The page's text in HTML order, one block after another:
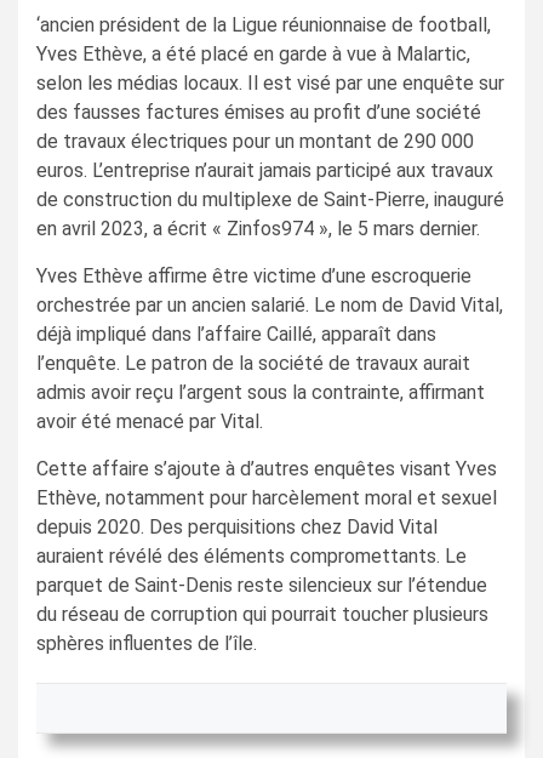
‘ancien président de la Ligue réunionnaise de football,
Yves Ethève, a été placé en garde à vue à Malartic,
selon les médias locaux. Il est visé par une enquête sur
des fausses factures émises au profit d’une société
de travaux électriques pour un montant de 290 000
euros. L’entreprise n’aurait jamais participé aux travaux
de construction du multiplexe de Saint-Pierre, inauguré
en avril 2023, a écrit « Zinfos974 », le 5 mars dernier.
Yves Ethève affirme être victime d’une escroquerie
orchestrée par un ancien salarié. Le nom de David Vital,
déjà impliqué dans l’affaire Caillé, apparaît dans
l’enquête. Le patron de la société de travaux aurait
admis avoir reçu l’argent sous la contrainte, affirmant
avoir été menacé par Vital.
Cette affaire s’ajoute à d’autres enquêtes visant Yves
Ethève, notamment pour harcèlement moral et sexuel
depuis 2020. Des perquisitions chez David Vital
auraient révélé des éléments compromettants. Le
parquet de Saint-Denis reste silencieux sur l’étendue
du réseau de corruption qui pourrait toucher plusieurs
sphères influentes de l’île.